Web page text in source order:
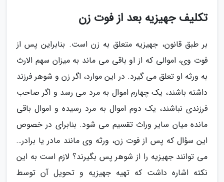
تکلیف جهیزیه بعد از فوت زن
بر طبق قانون، جهیزیه متعلق به زن است. بنابراین پس از
فوت وی، اموالی که از او باقی می ماند به میزان سهم الارث
به ورثه او تعلق می گیرد. در این موارد، اگر زن و شوهر فرزند
داشته باشند، یک چهارم اموال به مرد می رسد و اگر صاحب
فرزندی نباشند، یک دوم اموال به مرد رسیده و اموال باقی
مانده میان سایر وراث تقسیم می شود. بنابرای در خصوص
این سؤال که پس از فوت زن، ورثه وی مانند مادر یا برادر…
می توانند جهیزیه را از شوهر پس بگیرند؟ لازم است به این
نکته اشاره داشت که تهیه جهیزیه و تحویل آن توسط